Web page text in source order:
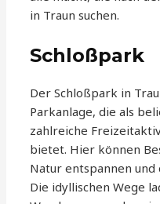
in Traun suchen.
Schloßpark
Der Schloßpark in
Parkanlage, die als
zahlreiche
bietet. Hier können
Natur entspannen
Die idyllischen Wege